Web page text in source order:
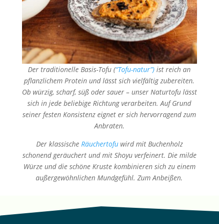
Der tradi­tio­nelle Basis-Tofu (“Tofu-natur”) ist reich an
pflanz­li­chem Protein und lässt sich vielfäl­tig zuberei­ten.
Ob würzig, scharf, süß oder sauer – unser Natur­tofu lässt
sich in jede belie­bige Richtung verar­bei­ten. Auf Grund
seiner festen Konsis­tenz eignet er sich hervor­ra­gend zum
Anbra­ten.
Der klassi­sche Räucher­tofuwird mit Buchen­holz
schonend geräu­chert und mit Shoyu verfei­nert. Die milde
Würze und die schöne Kruste kombi­nie­ren sich zu einem
außer­ge­wöhn­li­chen Mundge­fühl. Zum Anbei­ßen.